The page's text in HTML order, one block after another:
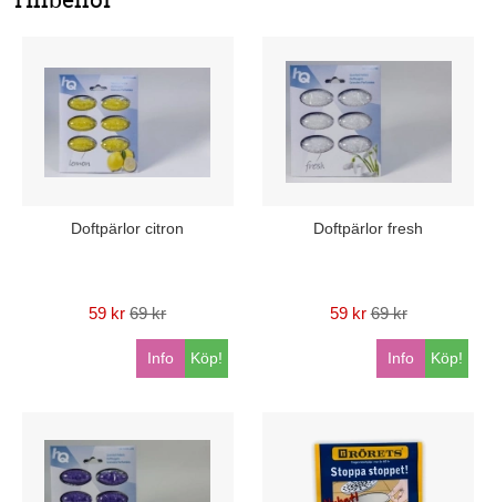
Doftpärlor citron
59 kr 69 kr
Köp!
Info
Doftpärlor fresh
59 kr 69 kr
Köp!
Info